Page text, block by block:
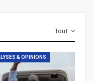
Tout
& OPINIONS